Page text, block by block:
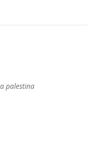
palestina